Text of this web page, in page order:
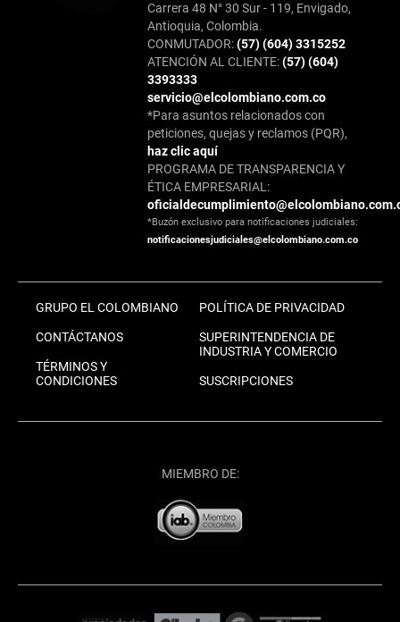
Carrera 48 N° 30 Sur - 119, Envigado,
Antioquia, Colombia.
CONMUTADOR:(57) (604) 3315252
ATENCIÓN AL CLIENTE:(57) (604)
3393333
servicio@elcolombiano.com.co
*Para asuntos relacionados con
peticiones, quejas y reclamos (PQR),
haz clic aquí
PROGRAMA DE TRANSPARENCIA Y
ÉTICA EMPRESARIAL:
*Buzón exclusivo para notificaciones judiciales:
notificacionesjudiciales@elcolombiano.com.co
GRUPO EL COLOMBIANO
CONTÁCTANOS
TÉRMINOS Y
CONDICIONES
POLÍTICA DE PRIVACIDAD
SUPERINTENDENCIA DE
INDUSTRIA Y COMERCIO
SUSCRIPCIONES
MIEMBRO DE: